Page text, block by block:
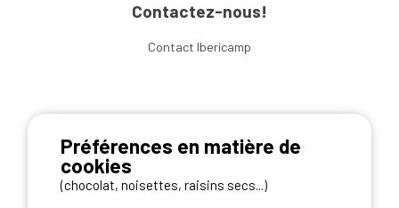
Contactez-nous!
Contact Ibericamp
Préférences en matière de
cookies
(chocolat, noisettes, raisins secs...)